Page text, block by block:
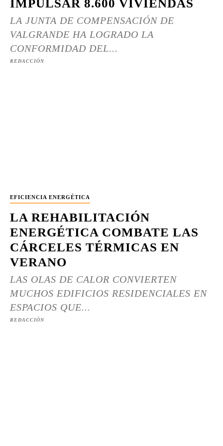
IMPULSAR 8.600 VIVIENDAS
LA JUNTA DE COMPENSACIÓN DE
VALGRANDE HA LOGRADO LA
CONFORMIDAD DEL...
REDACCIÓN
EFICIENCIA ENERGÉTICA
LA REHABILITACIÓN
ENERGÉTICA COMBATE LAS
CÁRCELES TÉRMICAS EN
VERANO
LAS OLAS DE CALOR CONVIERTEN
MUCHOS EDIFICIOS RESIDENCIALES EN
ESPACIOS QUE...
REDACCIÓN